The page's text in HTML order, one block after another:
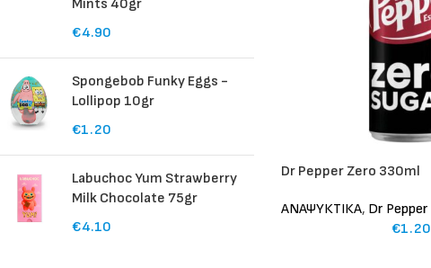
Mints 40gr
€4.90
Spongebob Funky Eggs -
Lollipop 10gr
€1.20
Labuchoc Yum Strawberry
Milk Chocolate 75gr
€4.10
Dr Pepper Zero 330ml
ΑΝΑΨΥΚΤΙΚΑ, Dr Pepper
€1.20